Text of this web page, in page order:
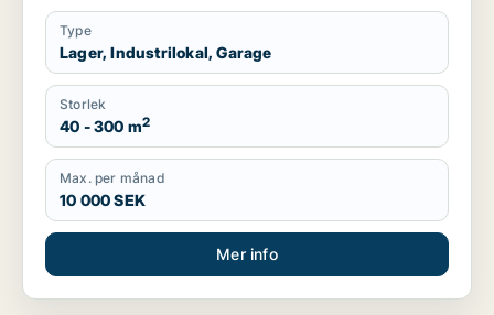
Type
Lager, Industrilokal, Garage
Storlek
40 - 300 m2
Max. per månad
10 000 SEK
Mer info